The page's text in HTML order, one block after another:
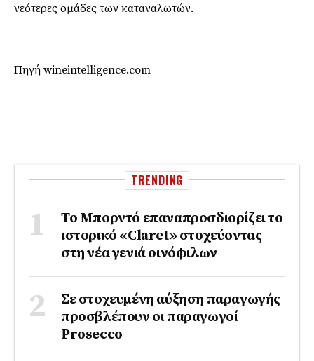
νεότερες ομάδες των καταναλωτών.
Πηγή wineintelligence.com
TRENDING
Το Μπορντό επαναπροσδιορίζει το
ιστορικό «Claret» στοχεύοντας
στη νέα γενιά οινόφιλων
Σε στοχευμένη αύξηση παραγωγής
προσβλέπουν οι παραγωγοί
Prosecco